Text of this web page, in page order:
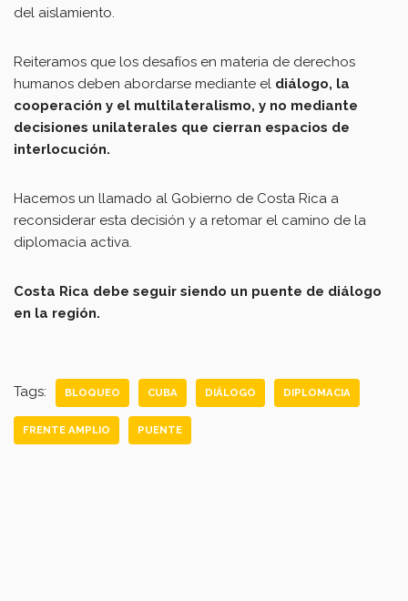
del aislamiento.
Reiteramos que los desafíos en materia de derechos
humanos deben abordarse mediante el diálogo, la
cooperación y el multilateralismo, y no mediante
decisiones unilaterales que cierran espacios de
interlocución.
Hacemos un llamado al Gobierno de Costa Rica a
reconsiderar esta decisión y a retomar el camino de la
diplomacia activa.
Costa Rica debe seguir siendo un puente de diálogo
en la región.
Tags: BLOQUEO CUBA DIÁLOGO DIPLOMACIA
FRENTE AMPLIO PUENTE